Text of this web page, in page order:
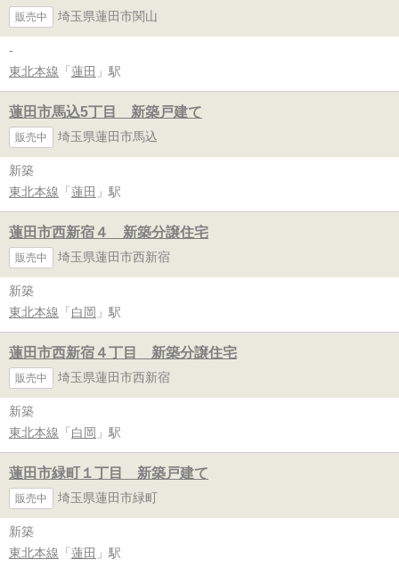
販売中 埼玉県蓮田市関山
-
東北本線 「 蓮田 」駅
蓮田市馬込5丁目 新築戸建て
販売中 埼玉県蓮田市馬込
新築
東北本線 「 蓮田 」駅
蓮田市西新宿４ 新築分譲住宅
販売中 埼玉県蓮田市西新宿
新築
東北本線 「 白岡 」駅
蓮田市西新宿４丁目 新築分譲住宅
販売中 埼玉県蓮田市西新宿
新築
東北本線 「 白岡 」駅
蓮田市緑町１丁目 新築戸建て
販売中 埼玉県蓮田市緑町
新築
東北本線 「 蓮田 」駅